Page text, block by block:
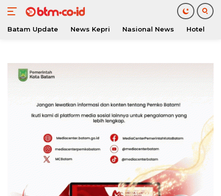
konten
Batam Update News Kepri Nasional News Hotel